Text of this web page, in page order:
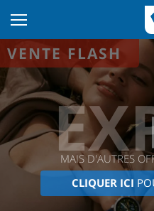
VENTE FLASH
MAIS D'AUTRES
CLIQUER ICI